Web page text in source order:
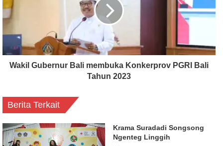
Wakil Gubernur Bali membuka Konkerprov PGRI Bali
Tahun 2023
Berita Terkait
Krama Suradadi Songsong
Ngenteg Linggih